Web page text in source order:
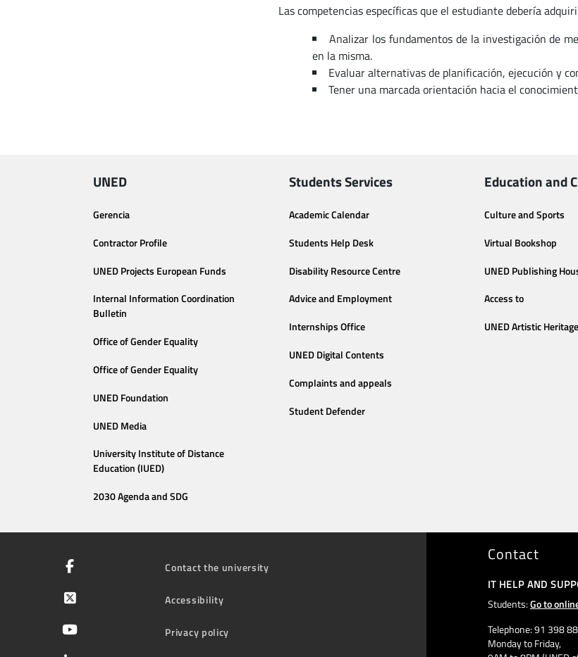
Las competencias específicas que el estudiante debería
Analizar los fundamentos de la investigación de
en la misma.
Evaluar alternativas de planificación, ejecución y
Tener una marcada orientación hacia el
UNED
Gerencia
Contractor Profile
UNED Projects European Funds
Internal Information Coordination
Bulletin
Office of Gender Equality
Office of Gender Equality
UNED Foundation
UNED Media
University Institute of Distance
Education (IUED)
2030 Agenda and SDG
Students Services
Academic Calendar
Students Help Desk
Disability Resource Centre
Advice and Employment
Internships Office
UNED Digital Contents
Complaints and appeals
Student Defender
Education and
Culture and Sports
Virtual Bookshop
UNED Publishing
Access to
UNED Artistic
Contact the university
Accessibility
Privacy policy
Contact
IT HELP AND
Students:Go to
Telephone: 91 398
Monday to Friday,